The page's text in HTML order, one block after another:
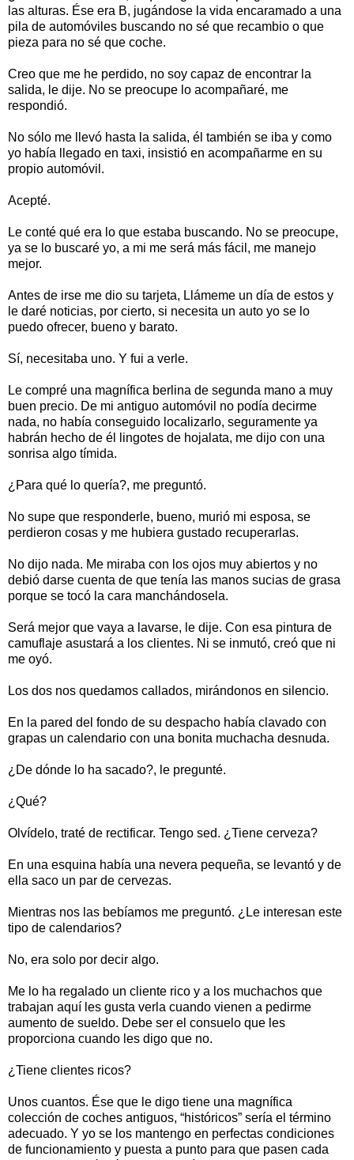
las alturas. Ése era B, jugándose la vida encaramado a una
pila de automóviles buscando no sé que recambio o que
pieza para no sé que coche.
Creo que me he perdido, no soy capaz de encontrar la
salida, le dije. No se preocupe lo acompañaré, me
respondió.
No sólo me llevó hasta la salida, él también se iba y como
yo había llegado en taxi, insistió en acompañarme en su
propio automóvil.
Acepté.
Le conté qué era lo que estaba buscando. No se preocupe,
ya se lo buscaré yo, a mi me será más fácil, me manejo
mejor.
Antes de irse me dio su tarjeta, Llámeme un día de estos y
le daré noticias, por cierto, si necesita un auto yo se lo
puedo ofrecer, bueno y barato.
Sí, necesitaba uno. Y fui a verle.
Le compré una magnífica berlina de segunda mano a muy
buen precio. De mi antiguo automóvil no podía decirme
nada, no había conseguido localizarlo, seguramente ya
habrán hecho de él lingotes de hojalata, me dijo con una
sonrisa algo tímida.
¿Para qué lo quería?, me preguntó.
No supe que responderle, bueno, murió mi esposa, se
perdieron cosas y me hubiera gustado recuperarlas.
No dijo nada. Me miraba con los ojos muy abiertos y no
debió darse cuenta de que tenía las manos sucias de grasa
porque se tocó la cara manchándosela.
Será mejor que vaya a lavarse, le dije. Con esa pintura de
camuflaje asustará a los clientes. Ni se inmutó, creó que ni
me oyó.
Los dos nos quedamos callados, mirándonos en silencio.
En la pared del fondo de su despacho había clavado con
grapas un calendario con una bonita muchacha desnuda.
¿De dónde lo ha sacado?, le pregunté.
¿Qué?
Olvídelo, traté de rectificar. Tengo sed. ¿Tiene cerveza?
En una esquina había una nevera pequeña, se levantó y de
ella saco un par de cervezas.
Mientras nos las bebíamos me preguntó. ¿Le interesan este
tipo de calendarios?
No, era solo por decir algo.
Me lo ha regalado un cliente rico y a los muchachos que
trabajan aquí les gusta verla cuando vienen a pedirme
aumento de sueldo. Debe ser el consuelo que les
proporciona cuando les digo que no.
¿Tiene clientes ricos?
Unos cuantos. Ése que le digo tiene una magnífica
colección de coches antiguos, “históricos” sería el término
adecuado. Y yo se los mantengo en perfectas condiciones
de funcionamiento y puesta a punto para que pasen cada